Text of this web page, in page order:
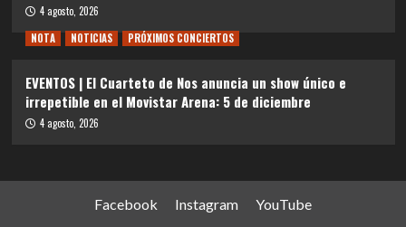
4 agosto, 2026
NOTA
NOTICIAS PRÓXIMOS CONCIERTOS
EVENTOS | El Cuarteto de Nos anuncia un show único e
irrepetible en el Movistar Arena: 5 de diciembre
4 agosto, 2026
Facebook Instagram YouTube